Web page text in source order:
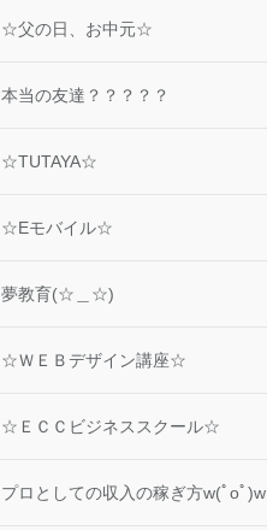
☆父の日、お中元☆
本当の友達？？？？？
☆TUTAYA☆
☆Eモバイル☆
夢教育(☆＿☆)
☆ＷＥＢデザイン講座☆
☆ＥＣＣビジネススクール☆
プロとしての収入の稼ぎ方w(ﾟoﾟ)w